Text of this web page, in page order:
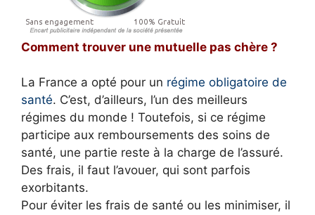
Comment trouver une mutuelle pas chère ?
La France a opté pour un régime obligatoire de
santé. C’est, d’ailleurs, l’un des meilleurs
régimes du monde ! Toutefois, si ce régime
participe aux remboursements des soins de
santé, une partie reste à la charge de l’assuré.
Des frais, il faut l’avouer, qui sont parfois
exorbitants.
Pour éviter les frais de santé ou les minimiser, il